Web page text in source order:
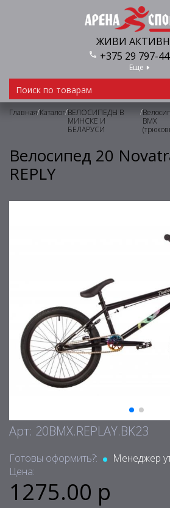
ЖИВИ
+375 29 797-
Еще
Главная/Каталог/ВЕЛОСИПЕДЫ В
МИНСКЕ И
БЕЛАРУСИ
/
BMX
Велосипед 20
REPLY
Арт: 20BMX.REPLAY.BK23
Готовы оформить?:
Менеджер
Цена:
1275.00 р